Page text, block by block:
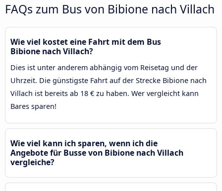
FAQs zum Bus von Bibione nach Villach
Wie viel kostet eine Fahrt mit dem Bus
Bibione nach Villach?
Dies ist unter anderem abhängig vom Reisetag und der
Uhrzeit. Die günstigste Fahrt auf der Strecke Bibione nach
Villach ist bereits ab 18 € zu haben. Wer vergleicht kann
Bares sparen!
Wie viel kann ich sparen, wenn ich die
Angebote für Busse von Bibione nach Villach
vergleiche?